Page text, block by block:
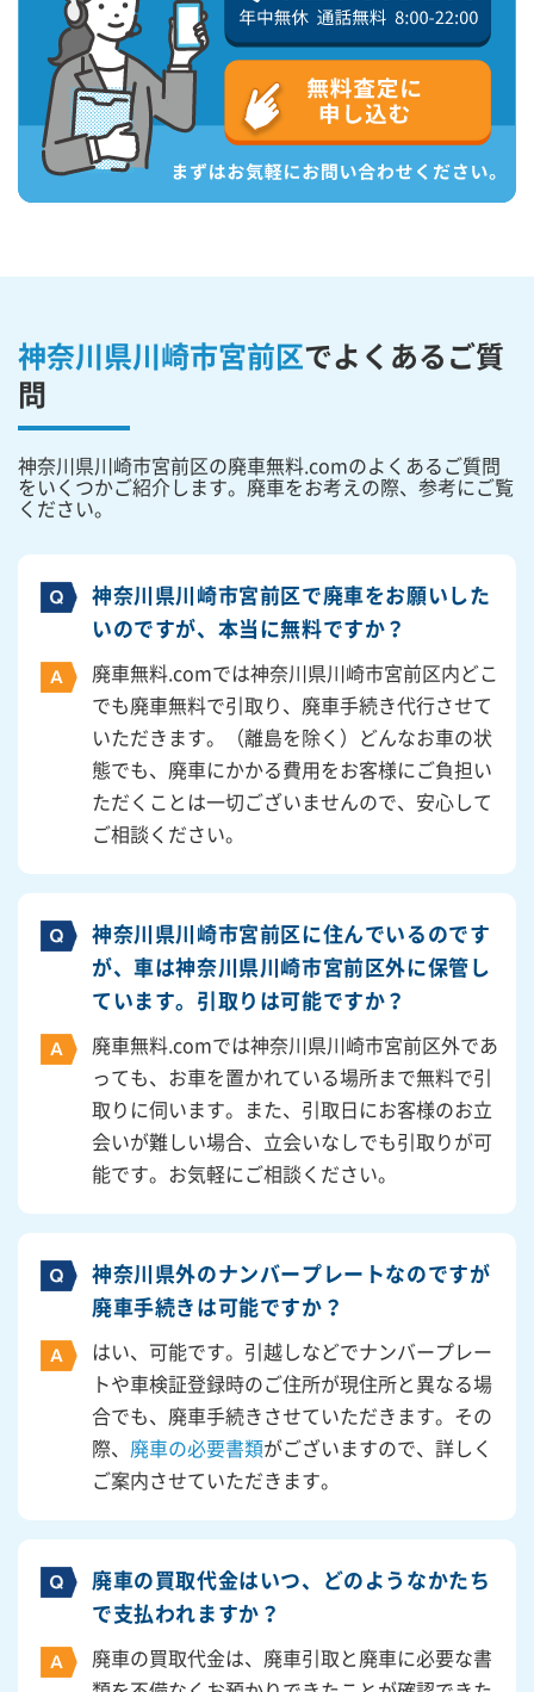
神奈川県川崎市宮前区でよくあるご質
問
神奈川県川崎市宮前区の廃車無料.comのよくあるご質問
をいくつかご紹介します。廃車をお考えの際、参考にご覧
ください。
神奈川県川崎市宮前区で廃車をお願いした
いのですが、本当に無料ですか？
廃車無料.comでは神奈川県川崎市宮前区内どこ
でも廃車無料で引取り、廃車手続き代行させて
いただきます。（離島を除く）どんなお車の状
態でも、廃車にかかる費用をお客様にご負担い
ただくことは一切ございませんので、安心して
ご相談ください。
神奈川県川崎市宮前区に住んでいるのです
が、車は神奈川県川崎市宮前区外に保管し
ています。引取りは可能ですか？
廃車無料.comでは神奈川県川崎市宮前区外であ
っても、お車を置かれている場所まで無料で引
取りに伺います。また、引取日にお客様のお立
会いが難しい場合、立会いなしでも引取りが可
能です。お気軽にご相談ください。
神奈川県外のナンバープレートなのですが
廃車手続きは可能ですか？
はい、可能です。引越しなどでナンバープレー
トや車検証登録時のご住所が現住所と異なる場
合でも、廃車手続きさせていただきます。その
際、 廃車の必要書類がございますので、詳しく
ご案内させていただきます。
廃車の買取代金はいつ、どのようなかたち
で支払われますか？
廃車の買取代金は、廃車引取と廃車に必要な書